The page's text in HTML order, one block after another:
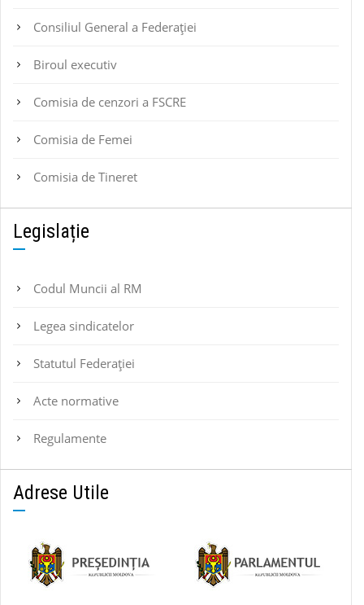
Consiliul General a Federației
Biroul executiv
Comisia de cenzori a FSCRE
Comisia de Femei
Comisia de Tineret
Legislație
Codul Muncii al RM
Legea sindicatelor
Statutul Federaţiei
Acte normative
Regulamente
Adrese Utile